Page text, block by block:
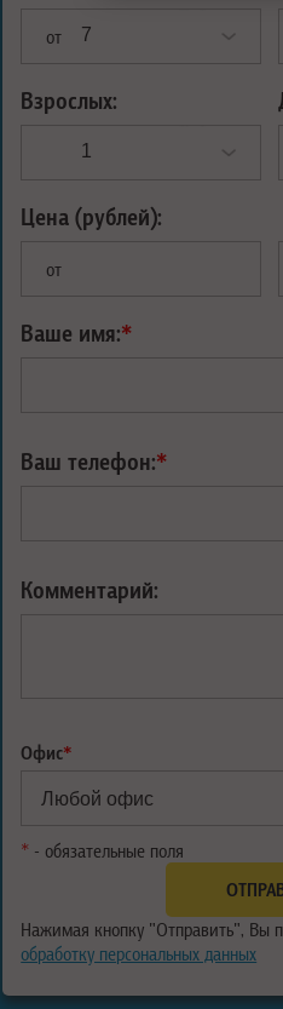
от
Взрослых:
Цена (рублей):
от
Ваше имя:*
Ваш телефон:*
Комментарий:
Офис*
* - обязательные поля
Нажимая кнопку "Отправить", Вы
обработку персональных данных